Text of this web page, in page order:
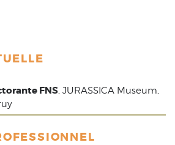
FNS, JURASSICA Museum,